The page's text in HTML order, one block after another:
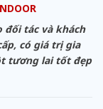
đối tác và khách
có giá trị gia
tương lai tốt đẹp